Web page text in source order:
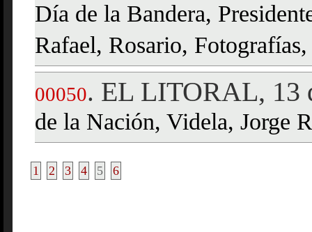
Día de la Bandera,
Rafael, Rosario, Fotografías,
00050. EL LITORAL, 13
de la Nación, Videla, Jorge
1 2 3 4 5 6